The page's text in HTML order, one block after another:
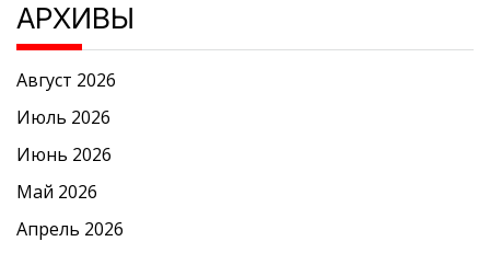
АРХИВЫ
Август 2026
Июль 2026
Июнь 2026
Май 2026
Апрель 2026